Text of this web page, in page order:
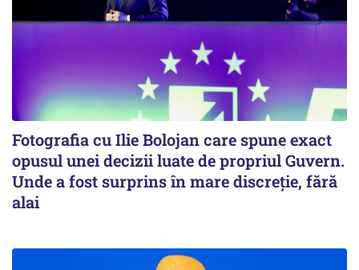
Fotografia cu Ilie Bolojan care spune exact
opusul unei decizii luate de propriul Guvern.
Unde a fost surprins în mare discreție, fără
alai